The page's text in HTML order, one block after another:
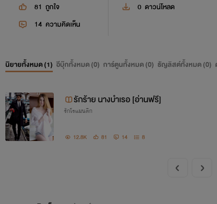
81 ถูกใจ 0 ดาวน์โหลด
14 ความคิดเห็น
นิยายทั้งหมด (1) อีบุ๊กทั้งหมด (0) การ์ตูนทั้งหมด (0) ธัญลิสต์ทั้งหมด (0)
รักร้าย นางบำเรอ [อ่านฟรี]
รักโรแมนติก
12.8K 81 14 8